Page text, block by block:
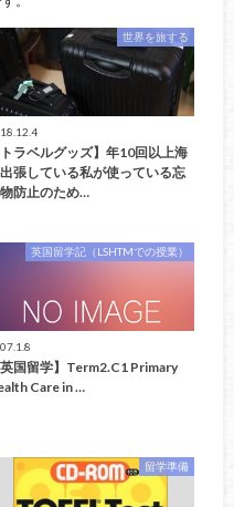
世界を旅する
トラベルグッズ】年10回以上海
張している私が使っている忘
防止のため…
英国留学記（LSHTMでの授業）
英国留学】Term2.C1 Primary
Care in …
留学準備